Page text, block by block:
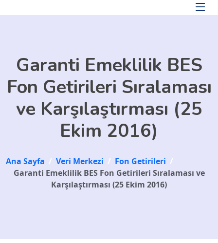
Garanti Emeklilik BES
Fon Getirileri Sıralaması
ve Karşılaştırması (25
Ekim 2016)
Ana Sayfa / Veri Merkezi / Fon Getirileri /
Garanti Emeklilik BES Fon Getirileri Sıralaması ve
Karşılaştırması (25 Ekim 2016)